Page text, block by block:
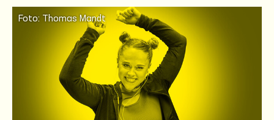
Foto: Thomas Mandt